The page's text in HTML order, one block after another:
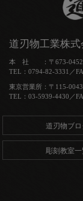
道刃物工業株式
本 社 ：〒673-0452
TEL：0794-82-3331／
東京営業所：〒115-
TEL：03-5939-4430／
道刃物ブロ
彫刻教室一